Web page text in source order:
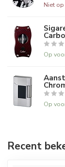
Niet
Op
Op
Recent